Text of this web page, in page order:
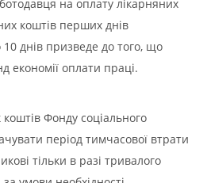
на оплату лікарняних
коштів перших днів
10 днів призведе до того, що
економії оплати праці.
Фонду соціального
період тимчасової втрати
тільки в разі тривалого